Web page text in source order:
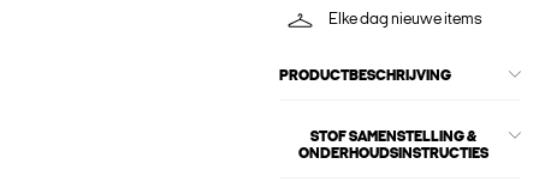
Elke dag nieuwe items
PRODUCTBESCHRIJVING
STOF SAMENSTELLING &
ONDERHOUDSINSTRUCTIES